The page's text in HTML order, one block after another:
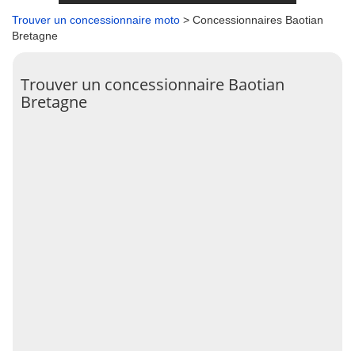
Trouver un concessionnaire moto > Concessionnaires Baotian
Bretagne
Trouver un concessionnaire Baotian
Bretagne